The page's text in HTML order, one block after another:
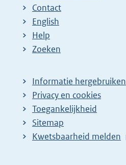
Contact
English
Help
Zoeken
Informatie hergebruiken
Privacy en cookies
Toegankelijkheid
Sitemap
E
Kwetsbaarheid melden